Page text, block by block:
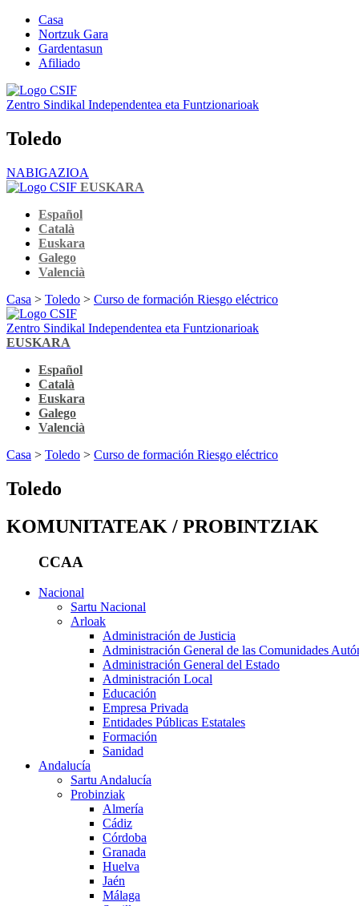
Casa
Nortzuk Gara
Gardentasun
Afiliado
Zentro Sindikal Independentea eta Funtzionarioak
Toledo
NABIGAZIOA
EUSKARA
Español
Català
Euskara
Galego
Valencià
Casa > Toledo > Curso de formación Riesgo eléctrico
Zentro Sindikal Independentea eta Funtzionarioak
EUSKARA
Español
Català
Euskara
Galego
Valencià
Casa > Toledo > Curso de formación Riesgo eléctrico
Toledo
KOMUNITATEAK / PROBINTZIAK
CCAA
Nacional
Sartu Nacional
Arloak
Administración de Justicia
Administración General de las Comunidades
Administración General del Estado
Administración Local
Educación
Empresa Privada
Entidades Públicas Estatales
Formación
Sanidad
Andalucía
Sartu Andalucía
Probinziak
Almería
Cádiz
Córdoba
Granada
Huelva
Jaén
Málaga